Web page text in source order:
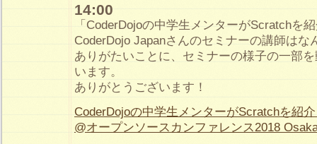
14:00
「CoderDojoの中学生メンターがScratchを
CoderDojo Japanさんのセミナーの講師はな
ありがたいことに、セミナーの様子の一部
います。
ありがとうございます！
CoderDojoの中学生メンターがScratchを紹
@オープンソースカンファレンス2018